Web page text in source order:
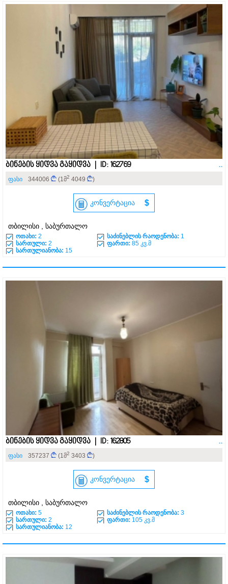
ბინების ყიდვა გაყიდვა | ID: 162769 ..
ფასი 344006 (1მ2 4049 )
კონვერტაცია $
თბილისი , საბურთალო
ოთახი: 2 საძინებლის რაოდენობა: 1
სართული: 2 ფართი: 85 კვ.მ
სართულიანობა: 15
ბინების ყიდვა გაყიდვა | ID: 162805 ..
ფასი 357237 (1მ2 3403 )
კონვერტაცია $
თბილისი , საბურთალო
ოთახი: 5 საძინებლის რაოდენობა: 3
სართული: 2 ფართი: 105 კვ.მ
სართულიანობა: 12